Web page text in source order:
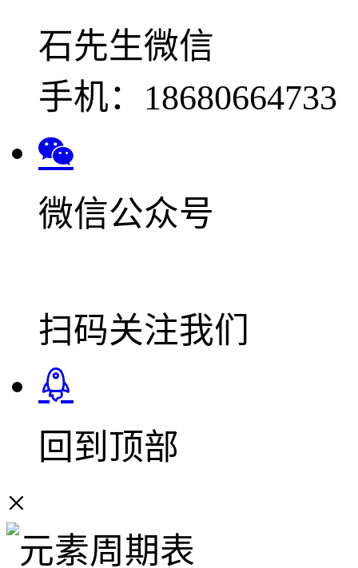
石先生微信
手机：18680664733
微信公众号
扫码关注我们
回到顶部
×